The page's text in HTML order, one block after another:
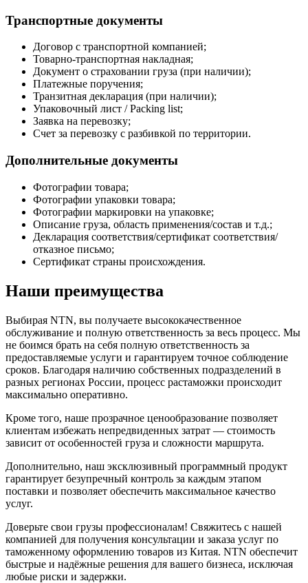
Транспортные документы
Договор с транспортной компанией;
Товарно-транспортная накладная;
Документ о страховании груза (при наличии);
Платежные поручения;
Транзитная декларация (при наличии);
Упаковочный лист / Packing list;
Заявка на перевозку;
Счет за перевозку с разбивкой по территории.
Дополнительные документы
Фотографии товара;
Фотографии упаковки товара;
Фотографии маркировки на упаковке;
Описание груза, область применения/состав и т.д.;
Декларация соответствия/сертификат соответствия/
отказное письмо;
Сертификат страны происхождения.
Наши преимущества
Выбирая NTN, вы получаете высококачественное
обслуживание и полную ответственность за весь процесс. Мы
не боимся брать на себя полную ответственность за
предоставляемые услуги и гарантируем точное соблюдение
сроков. Благодаря наличию собственных подразделений в
разных регионах России, процесс растаможки происходит
максимально оперативно.
Кроме того, наше прозрачное ценообразование позволяет
клиентам избежать непредвиденных затрат — стоимость
зависит от особенностей груза и сложности маршрута.
Дополнительно, наш эксклюзивный программный продукт
гарантирует безупречный контроль за каждым этапом
поставки и позволяет обеспечить максимальное качество
услуг.
Доверьте свои грузы профессионалам! Свяжитесь с нашей
компанией для получения консультации и заказа услуг по
таможенному оформлению товаров из Китая. NTN обеспечит
быстрые и надёжные решения для вашего бизнеса, исключая
любые риски и задержки.